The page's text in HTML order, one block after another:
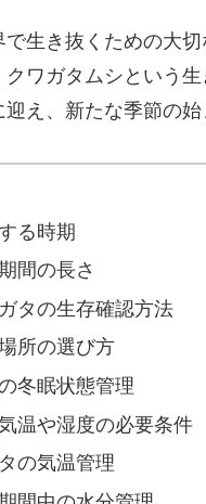
生き抜くための大
ワガタムシという
え、新たな季節の
る時期
間の長さ
タの生存確認方法
所の選び方
冬眠状態管理
温や湿度の必要条件
の気温管理